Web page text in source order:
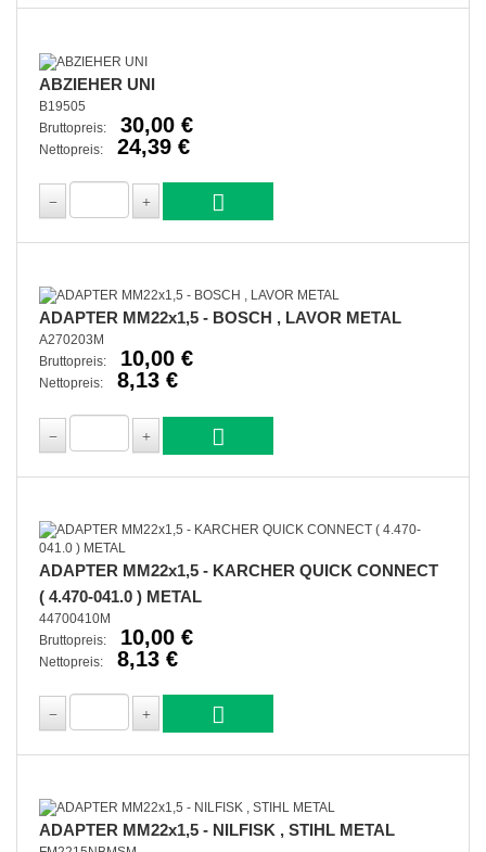
ABZIEHER UNI
B19505
Bruttopreis:
30,00 €
Nettopreis: 24,39 €
ADAPTER MM22x1,5 - BOSCH , LAVOR METAL
A270203M
Bruttopreis:
10,00 €
Nettopreis: 8,13 €
ADAPTER MM22x1,5 - KARCHER QUICK CONNECT
( 4.470-041.0 ) METAL
44700410M
Bruttopreis:
10,00 €
Nettopreis: 8,13 €
ADAPTER MM22x1,5 - NILFISK , STIHL METAL